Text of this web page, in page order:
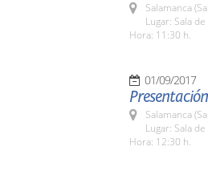
Salamanca
Lugar: Sala
Hora: 11:30 h.
01/09/2017
Salamanca
Lugar: Sala
Hora: 12:30 h.